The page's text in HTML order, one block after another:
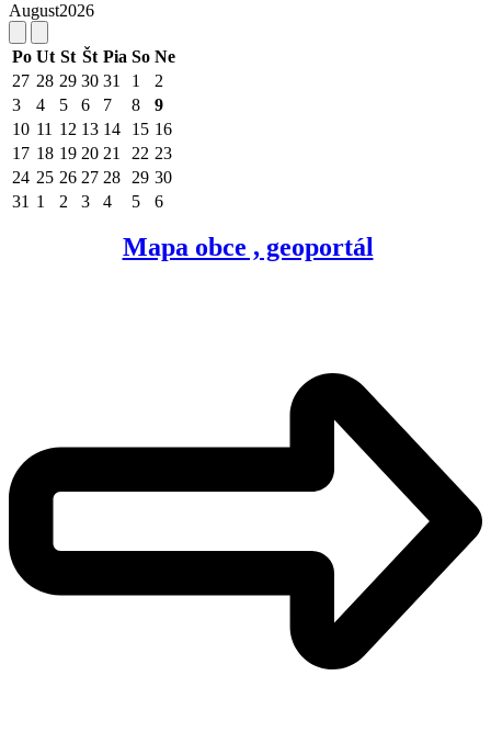
August2026
Po Ut St Št Pia So Ne
27 28 29 30 31 1
2
3
4 5 6 7 8
9
10 11 12 13 14 15 16
17 18 19 20 21 22 23
24 25 26 27 28 29 30
31 1 2 3 4 5 6
Mapa obce , geoportál